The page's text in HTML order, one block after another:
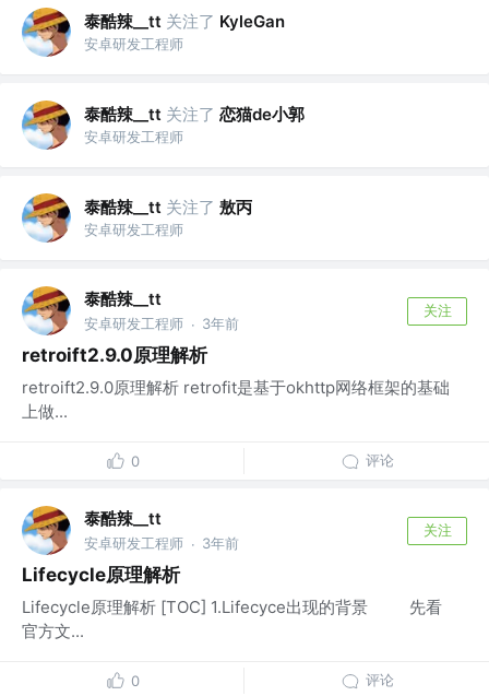
泰酷辣__tt 关注了 KyleGan
安卓研发工程师
泰酷辣__tt 关注了 恋猫de小郭
安卓研发工程师
泰酷辣__tt 关注了 敖丙
安卓研发工程师
泰酷辣__tt
安卓研发工程师 · 3年前
关注
retroift2.9.0原理解析
retroift2.9.0原理解析 retrofit是基于okhttp网络框架的基础
上做...
0 评论
泰酷辣__tt
安卓研发工程师 · 3年前
关注
Lifecycle原理解析
Lifecycle原理解析 [TOC] 1.Lifecyce出现的背景 先看
官方文...
0 评论